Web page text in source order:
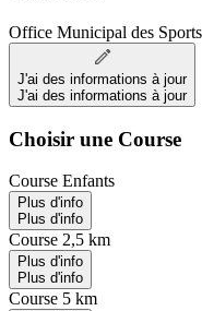
Office Municipal des
J'ai des informations à jour
J'ai des informations à jour
Choisir une Course
Course Enfants
Plus d'info
Plus d'info
Course 2,5 km
Plus d'info
Plus d'info
Course 5 km